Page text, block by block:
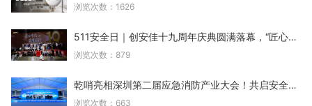
浏览次数：1626
511安全日｜创安佳十九周年庆典圆满落幕，“匠心十九
浏览次数：879
乾哨亮相深圳第二届应急消防产业大会！共启安全新篇
浏览次数：663